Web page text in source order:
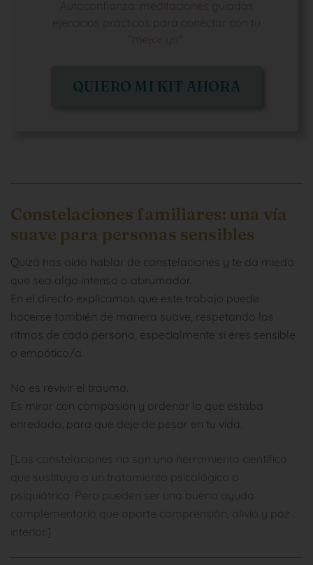
QUIERO MI KIT AHORA
Constelaciones familiares: una vía
suave para personas sensibles
Quizá has oído hablar de constelaciones y te da miedo
que sea algo intenso o abrumador.
En el directo explicamos que este trabajo puede
hacerse también de manera suave, respetando los
ritmos de cada persona, especialmente si eres sensible
o empático/a.
No es revivir el trauma.
Es mirar con compasión y ordenar lo que estaba
enredado, para que deje de pesar en tu vida.
[Las constelaciones no son una herramienta científica
que sustituya a un tratamiento psicológico o
psiquiátrico. Pero pueden ser una buena ayuda
complementaria que aporte comprensión, alivio y paz
interior.]